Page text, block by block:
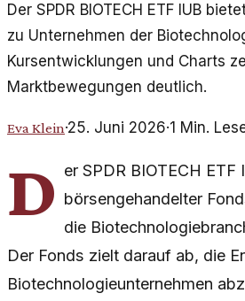
Der SPDR BIOTECH ETF IUB
zu Unternehmen der
Kursentwicklungen und Charts
Marktbewegungen deutlich.
Eva Klein·25. Juni 2026·1 Min.
D er SPDR BIOTECH ETF
börsengehandelter
die
Der Fonds zielt darauf ab, die
Biotechnologieunternehmen